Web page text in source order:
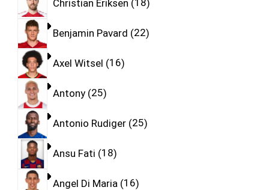
Christian Eriksen 18
Benjamin Pavard 22
Axel Witsel 16
Antony 25
Antonio Rudiger 25
Ansu Fati 18
Angel Di Maria 16